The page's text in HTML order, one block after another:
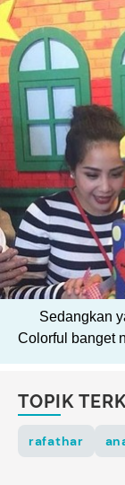
Sedangkan
Colorful banget
TOPIK
rafathar